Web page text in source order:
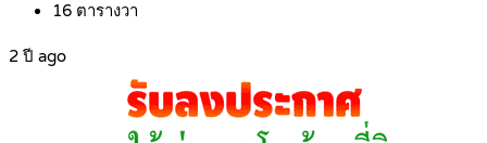
16 ตารางวา
2 ปี ago